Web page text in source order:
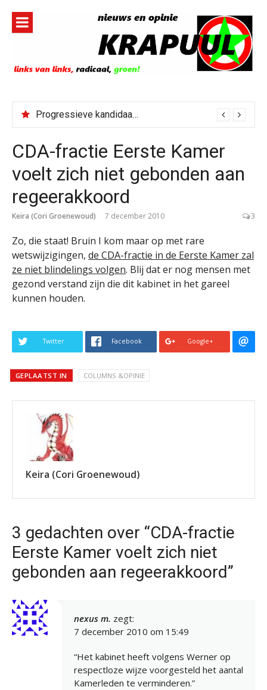
inhoud
Progressieve kandidaat El-Sayed senaatskandidaat Michigan
CDA-fractie Eerste Kamer
voelt zich niet gebonden aan
regeerakkoord
Keira (Cori Groenewoud) 7 december 2010 3
Zo, die staat! Bruin I kom maar op met rare
wetswijzigingen, de CDA-fractie in de Eerste Kamer zal
ze niet blindelings volgen. Blij dat er nog mensen met
gezond verstand zijn die dit kabinet in het gareel
kunnen houden.
Twitter Facebook Google+
GEPLAATST IN COLUMNS &OPINIE
Keira (Cori Groenewoud)
3 gedachten over “CDA-fractie
Eerste Kamer voelt zich niet
gebonden aan regeerakkoord”
nexus m. zegt:
7 december 2010 om 15:49
“Het kabinet heeft volgens Werner op
respectloze wijze voorgesteld het aantal
Kamerleden te verminderen.”